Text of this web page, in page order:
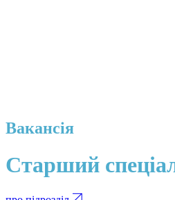
Вакансія
Старший